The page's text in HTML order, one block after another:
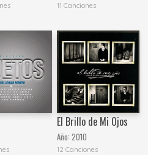
11 Canciones
El Brillo de Mi Ojos
Año:2010
12 Canciones